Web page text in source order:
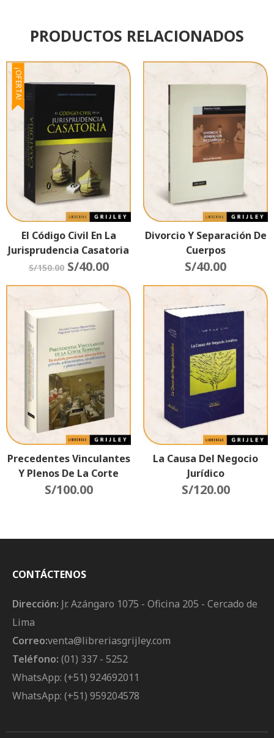
PRODUCTOS RELACIONADOS
¡OFERTA!
El Código Civil En La
Jurisprudencia Casatoria
S/150.00 S/40.00
Divorcio Y Separación De
Cuerpos
S/40.00
Precedentes Vinculantes
Y Plenos De La Corte
Suprema
S/100.00
La Causa Del Negocio
Jurídico
S/120.00
CONTÁCTENOS
Dirección: Jr. Azángaro 1075 - Oficina 205 - Cercado de
Lima
Correo:venta@libreriasgrijley.com
Teléfono: (01) 337 - 5252
WhatsApp: (+51) 924692011
WhatsApp: (+51) 959204578